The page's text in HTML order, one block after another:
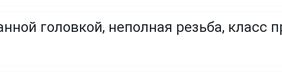
головкой, неполная резьба, класс